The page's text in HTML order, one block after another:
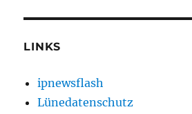
LINKS
ipnewsflash
Lünedatenschutz